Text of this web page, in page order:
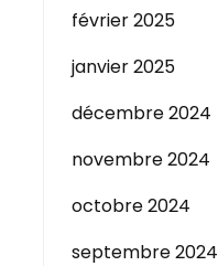
février 2025
janvier 2025
décembre 2024
novembre 2024
octobre 2024
septembre 2024